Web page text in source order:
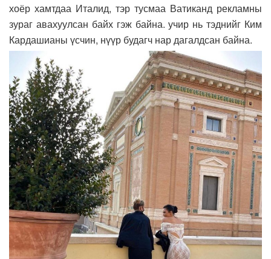
хоёр хамтдаа Италид, тэр тусмаа Ватиканд рекламны
зураг авахуулсан байх гэж байна. учир нь тэднийг Ким
Кардашианы үсчин, нүүр будагч нар дагалдсан байна.